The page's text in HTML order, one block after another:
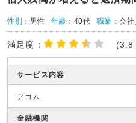
性別： 男性 年齢： 40代 職業：会社
満足度： (3.8
サービス内容
アコム
金融機関